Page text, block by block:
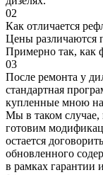
02
Как отличается
Цены различаются
Примерно так, как
03
После ремонта у
стандартная
купленные мною
Мы в таком случае,
готовим
остается
обновленного
в рамках гарантии